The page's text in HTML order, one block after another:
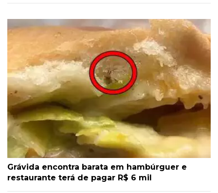
Grávida encontra barata em hambúrguer e
restaurante terá de pagar R$ 6 mil